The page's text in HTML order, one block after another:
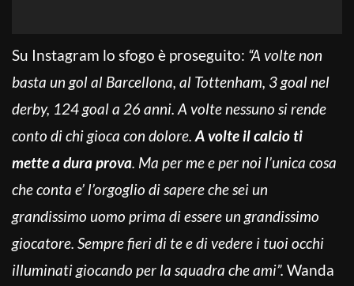
Su Instagram lo sfogo è proseguito: “A volte non
basta un gol al Barcellona, al Tottenham, 3 goal nel
derby, 124 goal a 26 anni. A volte nessuno si rende
conto di chi gioca con dolore. A volte il calcio ti
mette a dura prova. Ma per me e per noi l’unica cosa
che conta e’ l’orgoglio di sapere che sei un
grandissimo uomo prima di essere un grandissimo
giocatore. Sempre fieri di te e di vedere i tuoi occhi
illuminati giocando per la squadra che ami”. Wanda